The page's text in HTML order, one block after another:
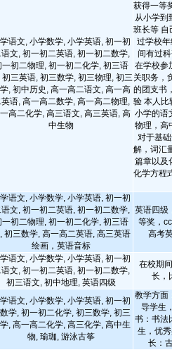
语文, 小学数学, 小学英语, 初一初
文, 初一初二英语, 初一初二数学,
一初二物理, 初一初二化学, 初三语
初三英语, 初三数学, 初三物理, 初三
, 初中历史, 高一高二语文, 高一高
语, 高一高二数学, 高一高二物理,
高二化学, 高三语文, 高三英语, 高
中生物
获得一等
从小学到
班长等 自
过学校
间有过
在学校参
关职务，
的团支书
验 本人比
小学的语
物理，高
对于基
解，词汇
篇章以及
化学方程
语文, 小学数学, 小学英语, 初一初
文, 初一初二英语, 初一初二数学,
一初二物理, 初一初二化学, 初三语
初三数学, 高一高二英语, 高三英语
绘画，英语音标
英语四级
等奖，
高考
语文, 小学数学, 小学英语, 初一初
文, 初一初二英语, 初一初二数学,
初三语文, 初中地理, 英语四级
在校期
长，
语文, 小学数学, 小学英语, 初一初
学, 初一初二化学, 初三数学, 初三
, 高一高二化学, 高三化学, 高中生
物, 瑜珈, 游泳古筝
教学方面
导学生
书：书法
生，优
长：